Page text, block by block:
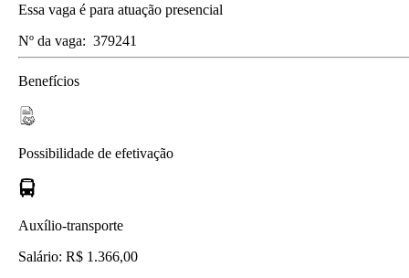
Essa vaga é para atuação presencial
Nº da vaga: 379241
Benefícios
Possibilidade de efetivação
Auxílio-transporte
Salário: R$ 1.366,00